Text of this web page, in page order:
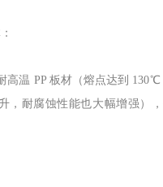
高温 PP 板材（熔点达到
，耐腐蚀性能也大幅增强）